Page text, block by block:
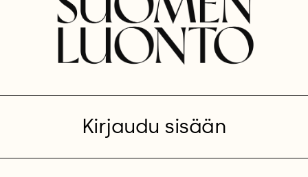
Kirjaudu sisään